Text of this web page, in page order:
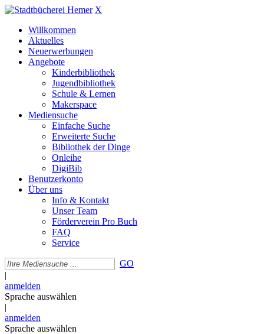
X
Willkommen
Aktuelles
Neuerwerbungen
Angebote
Kinderbibliothek
Jugendbibliothek
Schule & Lernen
Makerspace
Mediensuche
Einfache Suche
Erweiterte Suche
Bibliothek der Dinge
Onleihe
DigiBib
Benutzerkonto
Über uns
Info & Kontakt
Unser Team
Förderverein Pro Buch
FAQ
Service
GO
|
anmelden
Sprache auswählen
|
anmelden
Sprache auswählen